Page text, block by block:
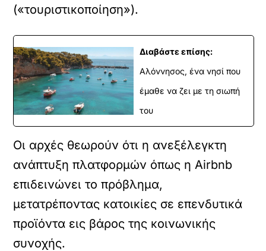
(«τουριστικοποίηση»).
Διαβάστε επίσης:
Αλόννησος, ένα νησί που
έμαθε να ζει με τη σιωπή
του
Οι αρχές θεωρούν ότι η ανεξέλεγκτη
ανάπτυξη πλατφορμών όπως η Airbnb
επιδεινώνει το πρόβλημα,
μετατρέποντας κατοικίες σε επενδυτικά
προϊόντα εις βάρος της κοινωνικής
συνοχής.